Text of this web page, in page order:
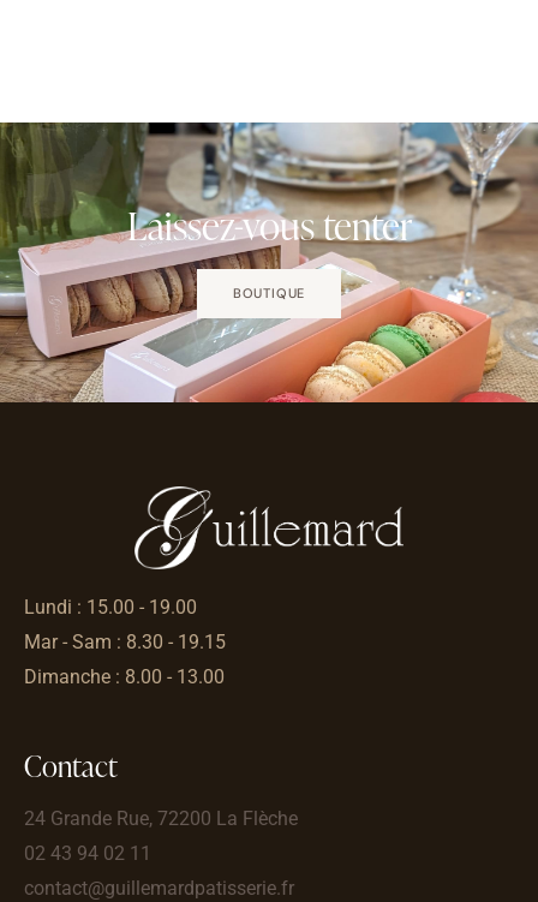
Laissez-vous tenter
BOUTIQUE
Lundi : 15.00 - 19.00
Mar - Sam : 8.30 - 19.15
Dimanche : 8.00 - 13.00
Contact
24 Grande Rue, 72200 La Flèche
02 43 94 02 11
contact@guillemardpatisserie.fr